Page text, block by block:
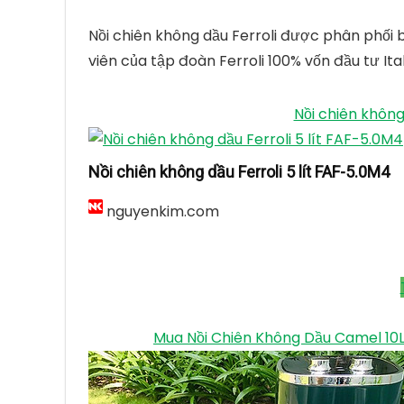
Nồi chiên không dầu Ferroli được phân
viên của tập đoàn Ferroli 100% vốn đầu tư
Nồi chiên
Nồi chiên không dầu Ferroli 5 lít FAF-5.0M4
nguyenkim.com
Mua Nồi Chiên Không Dầu Camel